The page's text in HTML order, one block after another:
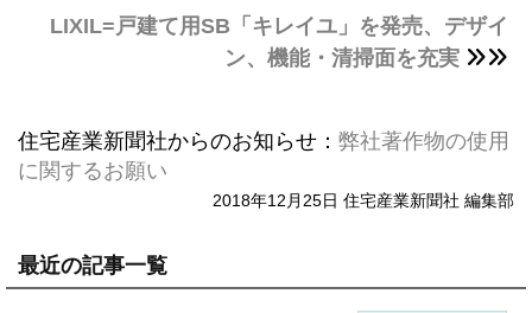
LIXIL=戸建て用SB「キレイユ」を発売、デザイ
ン、機能・清掃面を充実
住宅産業新聞社からのお知らせ： 弊社著作物の使用
に関するお願い
2018年12月25日 住宅産業新聞社 編集部
最近の記事一覧